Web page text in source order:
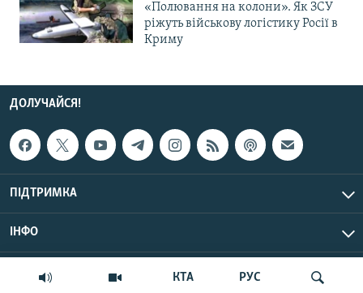
КТА РУС
«Полювання на колони». Як ЗСУ
ріжуть військову логістику Росії в
Криму
ДОЛУЧАЙСЯ!
ПІДТРИМКА
ІНФО
© Крим.Реалії, 2026 | Усі права застережено.